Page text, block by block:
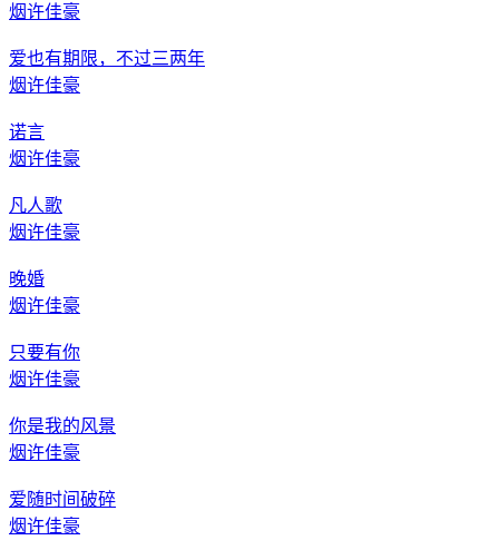
烟许佳豪
爱也有期限，不过三两年
烟许佳豪
诺言
烟许佳豪
凡人歌
烟许佳豪
晚婚
烟许佳豪
只要有你
烟许佳豪
你是我的风景
烟许佳豪
爱随时间破碎
烟许佳豪